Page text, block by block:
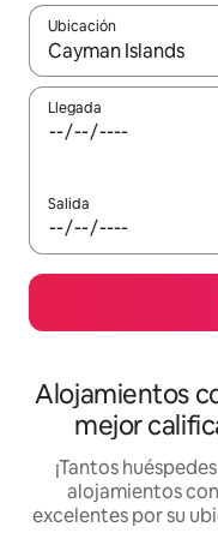
Ubicación
Cuando los
Llegada
Salida
Alojamientos
mejor
¡Tantos
alojamientos
excelentes por su